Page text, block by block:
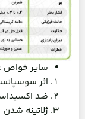
سایر خواص
اثر
ضد
ژلاتینه شدن